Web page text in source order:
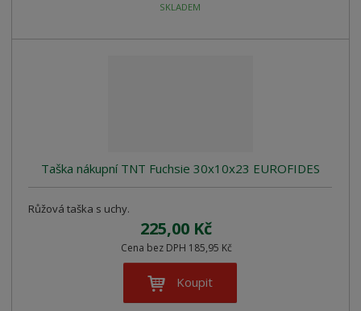
SKLADEM
Taška nákupní TNT Fuchsie 30x10x23 EUROFIDES
Růžová taška s uchy.
225,00 Kč
Cena bez DPH 185,95 Kč
Koupit